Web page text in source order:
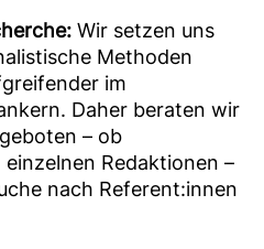
Wir setzen uns
Methoden
im
Daher beraten wir
– ob
Redaktionen –
nach Referent:innen